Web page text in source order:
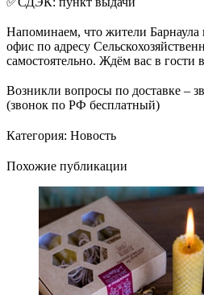
Напоминаем, что жители Барнаула
офис по адресу
самостоятельно. Ждём вас в гости
Возникли вопросы по доставке –
(звонок по РФ бесплатный)
Категория: Новость
Похожие публикации